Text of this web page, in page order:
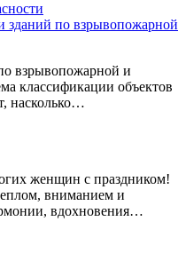
зданий по взрывопожарной
взрывопожарной и
классификации объектов
насколько…
женщин с праздником!
вниманием и
вдохновения…